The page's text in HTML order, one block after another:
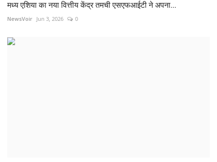
मध्य एशिया का नया वित्तीय केंद्र तमची एसएफआईटी ने अपना...
NewsVoir Jun 3, 2026 0